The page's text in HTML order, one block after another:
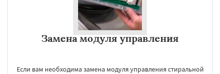
Замена модуля управления
Если вам необходима замена модуля управления стиральной